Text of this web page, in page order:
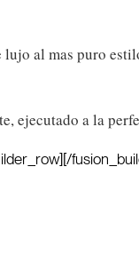
al mas puro
ejecutado a la